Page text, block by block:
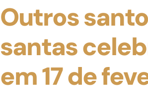
Outros
santas
em 17 de